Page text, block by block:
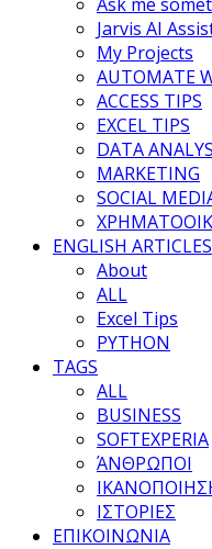
Jarvis AI
My Projects
AUTOMATE
ACCESS TIPS
EXCEL TIPS
DATA
MARKETING
SOCIAL
ENGLISH ARTICLES
About
ALL
Excel Tips
PYTHON
TAGS
ALL
BUSINESS
SOFTEXPERIA
ΆΝΘΡΩΠΟΙ
ΙΣΤΟΡΙΕΣ
ΕΠΙΚΟΙΝΩΝΙΑ